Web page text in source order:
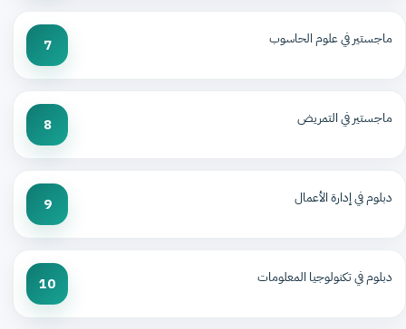
ماجستير في علوم الحاسوب 7
ماجستير في التمريض 8
دبلوم في إدارة الأعمال 9
دبلوم في تكنولوجيا المعلومات 10